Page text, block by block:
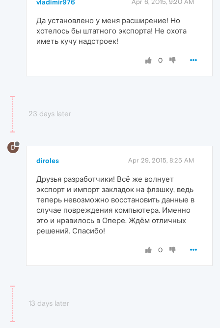
vladimir976 Apr 6, 2015, 9:20 AM
Да установлено у меня расширение! Но
хотелось бы штатного экспорта! Не охота
иметь кучу надстроек!
0
23 days later
D
diroles Apr 29, 2015, 8:25 AM
Друзья разработчики! Всё же волнует
экспорт и импорт закладок на флэшку, ведь
теперь невозможно восстановить данные в
случае повреждения компьютера. Именно
это и нравилось в Опере. Ждём отличных
решений. Спасибо!
0
13 days later